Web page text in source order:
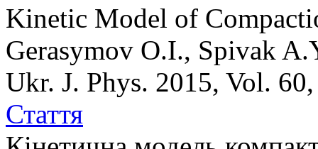
Kinetic Model of
Gerasymov O.I., Spivak
Ukr. J. Phys. 2015, Vol.
Стаття